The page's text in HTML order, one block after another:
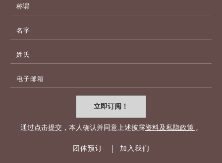
邮
件
地
址
立即订阅！
通过点击提交，本人确认并同意上述披露资料及私隐政策 。
团体预订 加入我们